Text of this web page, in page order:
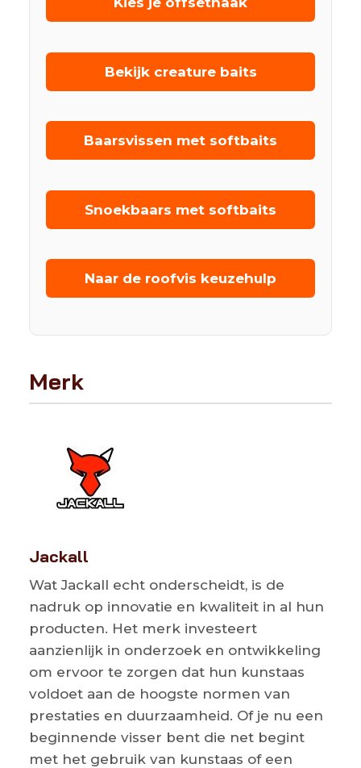
Bekijk creature baits
Baarsvissen met softbaits
Snoekbaars met softbaits
Naar de roofvis keuzehulp
Merk
Jackall
Wat Jackall echt onderscheidt, is de
nadruk op innovatie en kwaliteit in al hun
producten. Het merk investeert
aanzienlijk in onderzoek en ontwikkeling
om ervoor te zorgen dat hun kunstaas
voldoet aan de hoogste normen van
prestaties en duurzaamheid. Of je nu een
beginnende visser bent die net begint
met het gebruik van kunstaas of een